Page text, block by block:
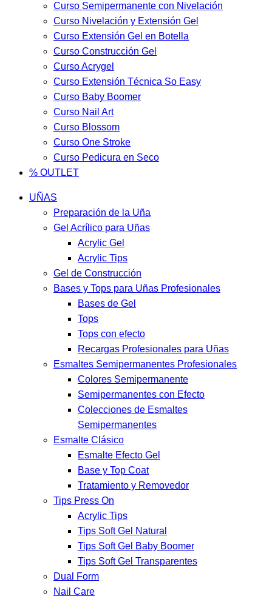
Curso Semipermanente con Nivelación
Curso Nivelación y Extensión Gel
Curso Extensión Gel en Botella
Curso Construcción Gel
Curso Acrygel
Curso Extensión Técnica So Easy
Curso Baby Boomer
Curso Nail Art
Curso Blossom
Curso One Stroke
Curso Pedicura en Seco
% OUTLET
UÑAS
Preparación de la Uña
Gel Acrílico para Uñas
Acrylic Gel
Acrylic Tips
Gel de Construcción
Bases y Tops para Uñas Profesionales
Bases de Gel
Tops
Tops con efecto
Recargas Profesionales para Uñas
Esmaltes Semipermanentes Profesionales
Colores Semipermanente
Semipermanentes con Efecto
Colecciones de Esmaltes
Semipermanentes
Esmalte Clásico
Esmalte Efecto Gel
Base y Top Coat
Tratamiento y Removedor
Tips Press On
Acrylic Tips
Tips Soft Gel Natural
Tips Soft Gel Baby Boomer
Tips Soft Gel Transparentes
Dual Form
Nail Care